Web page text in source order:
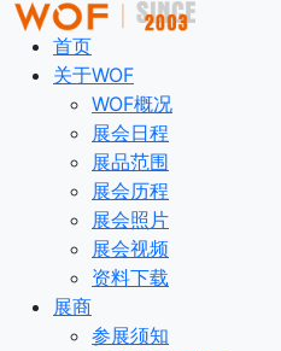
首页
关于WOF
WOF概况
展会日程
展品范围
展会历程
展会照片
展会视频
资料下载
展商
参展须知